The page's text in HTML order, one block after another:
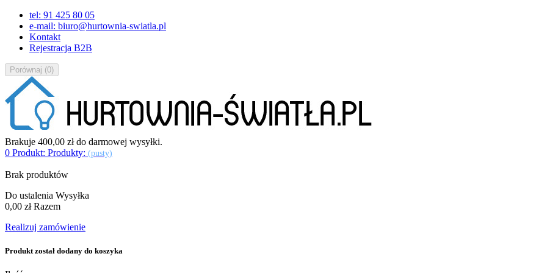
tel: 91 425 80 05
e-mail: biuro@hurtownia-swiatla.pl
Kontakt
Rejestracja B2B
Porównaj (0)
Brakuje 400,00 złdo darmowej wysyłki.
0 Produkt: Produkty: (pusty)
Brak produktów
Do ustalenia Wysyłka
0,00 zł Razem
Realizuj zamówienie
Produkt został dodany do koszyka